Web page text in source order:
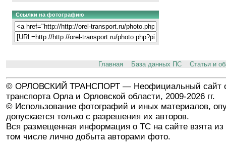
Ссылки на фотографию
Главная База данных ПС Статьи и
© ОРЛОВСКИЙ ТРАНСПОРТ — Неофициальный сайт
транспорта Орла и Орловской области, 2009-2026 гг.
© Использование фотографий и иных материалов,
допускается только с разрешения их авторов.
Вся размещенная информация о ТС на сайте взята из
том числе лично добыта авторами фото.